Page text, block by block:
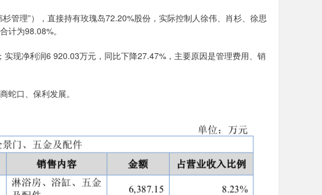
管理”），直接持有玫瑰岛72.20%股份，实际控制人徐伟、肖杉、徐思
计为98.08%。
现净利润6 920.03万元，同比下降27.47%，主要原因是管理费用、销
蛇口、保利发展。